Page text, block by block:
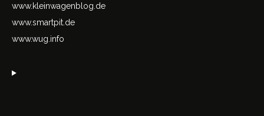
www.kleinwagenblog.de
www.smartpit.de
www.wug.info